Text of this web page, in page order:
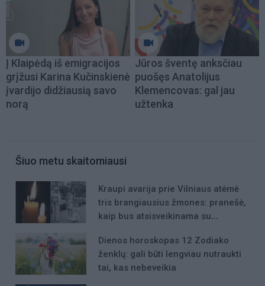
Į Klaipėdą iš emigracijos
grįžusi Karina Kučinskienė
įvardijo didžiausią savo
norą
Jūros šventę anksčiau
puošęs Anatolijus
Klemencovas: gal jau
užtenka
Šiuo metu skaitomiausi
Kraupi avarija prie Vilniaus atėmė
tris brangiausius žmones: pranešė,
kaip bus atsisveikinama su
Dienos horoskopas 12 Zodiako
ženklų: gali būti lengviau nutraukti
tai, kas nebeveikia